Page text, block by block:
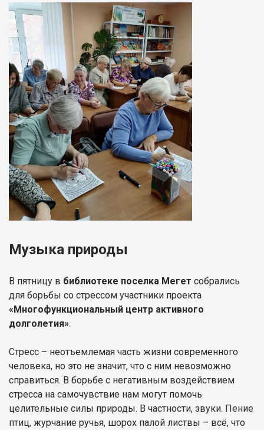
Музыка природы
В пятницу в библиотеке поселка Мегет собрались
для борьбы со стрессом участники проекта
«Многофункциональный центр активного
долголетия».
Стресс – неотъемлемая часть жизни современного
человека, но это не значит, что с ним невозможно
справиться. В борьбе с негативным воздействием
стресса на самочувствие нам могут помочь
целительные силы природы. В частности, звуки. Пение
птиц, журчание ручья, шорох палой листвы – всё, что